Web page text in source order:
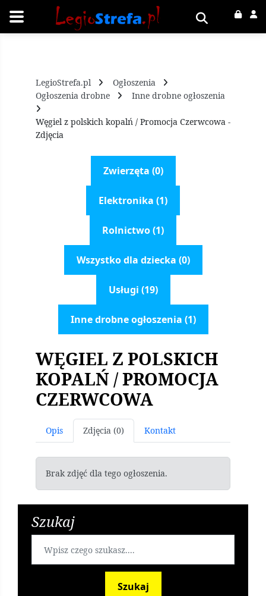
LegioStrefa.pl
Ogłoszenia
Ogłoszenia drobne
Inne drobne ogłoszenia
Węgiel z polskich kopalń / Promocja Czerwcowa -
Zdjęcia
Zwierzęta (0)
Elektronika (1)
Rolnictwo (1)
Wszystko dla dziecka (0)
Usługi (19)
Inne drobne ogłoszenia (1)
WĘGIEL Z POLSKICH
KOPALŃ / PROMOCJA
CZERWCOWA
Opis Zdjęcia (0) Kontakt
Brak zdjęć dla tego ogłoszenia.
Szukaj
Szukaj